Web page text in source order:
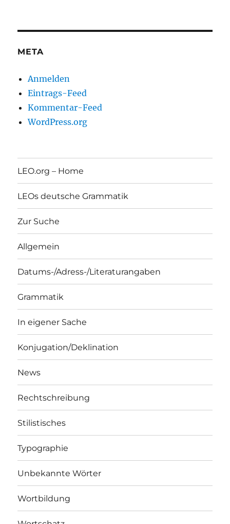
META
Anmelden
Eintrags-Feed
Kommentar-Feed
WordPress.org
LEO.org – Home
LEOs deutsche Grammatik
Zur Suche
Allgemein
Datums-/Adress-/Literaturangaben
Grammatik
In eigener Sache
Konjugation/Deklination
News
Rechtschreibung
Stilistisches
Typographie
Unbekannte Wörter
Wortbildung